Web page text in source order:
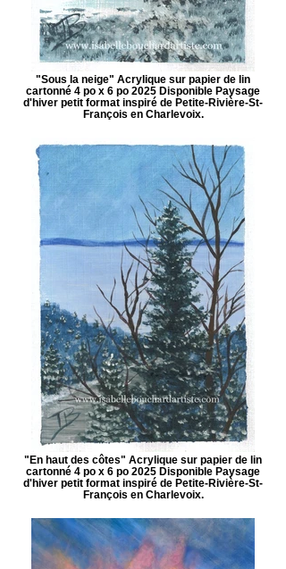
"Sous la neige" Acrylique sur papier de lin
cartonné 4 po x 6 po 2025 Disponible Paysage
d'hiver petit format inspiré de Petite-Rivière-St-
François en Charlevoix.
"En haut des côtes" Acrylique sur papier de lin
cartonné 4 po x 6 po 2025 Disponible Paysage
d'hiver petit format inspiré de Petite-Rivière-St-
François en Charlevoix.